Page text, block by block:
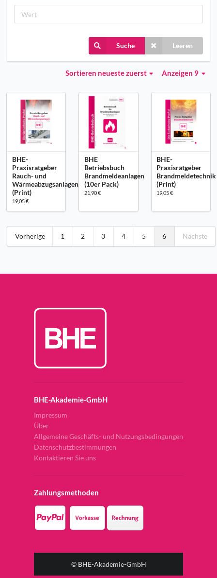
Suche Leeren
Anzeigen 9
Sortieren neueste zuerst
BHE-
Praxisratgeber
Rauch- und
Wärmeabzugsanlagen
(Print)
19,05 €
BHE
Betriebsbuch
Brandmeldeanlagen
(10er Pack)
21,90 €
BHE-
Praxisratgeber
Brandmeldetechnik
(Print)
19,05 €
Vorherige 1 2 3 4 5 6 Nächste
BHE-Akademie-GmbH
Impressum
Über
Allgemeine Geschäfts- und Nutzungsbedingungen
Datenschutzbestimmungen
Kontaktieren Sie uns
Zahlungsmethoden
© BHE-Akademie-GmbH